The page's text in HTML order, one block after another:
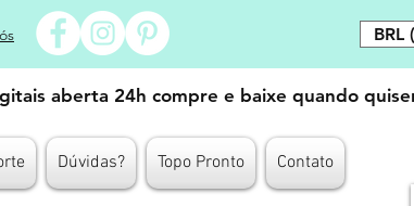
BRL
aberta 24h compre e baixe quando
Dúvidas? Topo Pronto Contato